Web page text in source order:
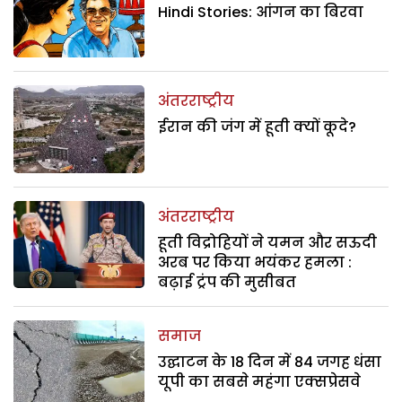
Hindi Stories: आंगन का बिरवा
अंतरराष्ट्रीय
ईरान की जंग में हूती क्यों कूदे?
अंतरराष्ट्रीय
हूती विद्रोहियों ने यमन और सऊदी
अरब पर किया भयंकर हमला :
बढ़ाई ट्रंप की मुसीबत
समाज
उद्घाटन के 18 दिन में 84 जगह धंसा
यूपी का सबसे महंगा एक्सप्रेसवे